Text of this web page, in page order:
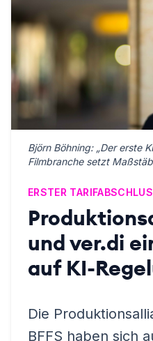
Björn Böhning: „Der erste
Filmbranche setzt
ERSTER
und ver.di
auf KI-
Die
BFFS haben sich